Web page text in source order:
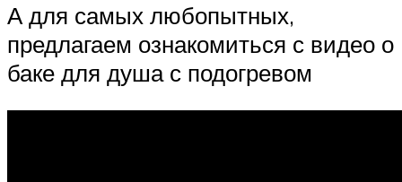
А для самых любопытных,
предлагаем ознакомиться с видео о
баке для душа с подогревом